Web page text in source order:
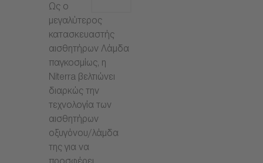
Ως ο
μεγαλύτερος
κατασκευαστής
αισθητήρων Λάμδα
παγκοσμίως, η
Niterra βελτιώνει
διαρκώς την
τεχνολογία των
αισθητήρων
οξυγόνου/λάμδα
της για να